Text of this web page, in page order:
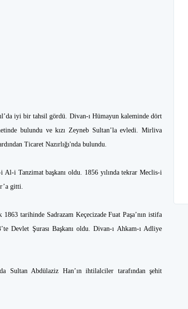
iyi bir tahsil gördü. Divan-ı Hümayun kaleminde dört
bulundu ve kızı Zeyneb Sultan’la evledi. Mirliva
Ticaret Nazırlığı'nda bulundu.
Al-i Tanzimat başkanı oldu. 1856 yılında tekrar Meclis-i
gitti.
tarihinde Sadrazam Keçecizade Fuat Paşa’nın istifa
Devlet Şurası Başkanı oldu. Divan-ı Ahkam-ı Adliye
Sultan Abdülaziz Han’ın ihtilalciler tarafından şehit